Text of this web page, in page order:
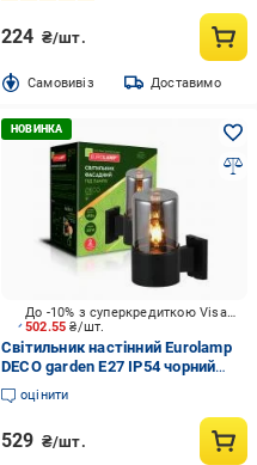
224 ₴/шт.
Cамовивіз Доставимо
502.55₴/шт.
До -10% з суперкредиткою Visa Вигода
Світильник настінний Eurolamp
DECO garden E27 IP54 чорний
BRA-1xE27(DECO)R
оцінити
529 ₴/шт.